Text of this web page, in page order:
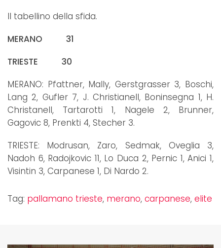
Il tabellino della sfida.
MERANO 31
TRIESTE 30
MERANO: Pfattner, Mally, Gerstgrasser 3, Boschi,
Lang 2, Gufler 7, J. Christianell, Boninsegna 1, H.
Christanell, Tartarotti 1, Nagele 2, Brunner,
Gagovic 8, Prenkti 4, Stecher 3.
TRIESTE: Modrusan, Zaro, Sedmak, Oveglia 3,
Nadoh 6, Radojkovic 11, Lo Duca 2, Pernic 1, Anici 1,
Visintin 3, Carpanese 1, Di Nardo 2.
Tag: pallamano trieste, merano, carpanese, elite